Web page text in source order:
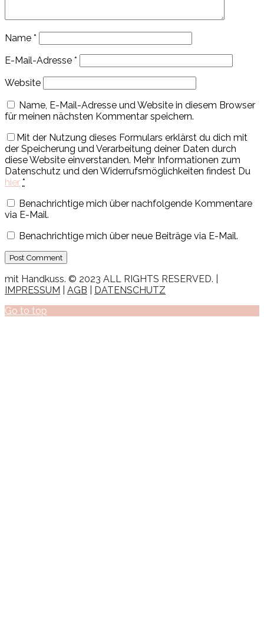
Name *
E-Mail-Adresse *
Website
Name, E-Mail-Adresse und Website in diesem Browser
für meinen nächsten Kommentar speichern.
Mit der Nutzung dieses Formulars erklärst du dich mit
der Speicherung und Verarbeitung deiner Daten durch
diese Website einverstanden. Mehr Informationen zum
Datenschutz und den Widerrufsmöglichkeiten findest Du
hier *
Benachrichtige mich über nachfolgende Kommentare
via E-Mail.
Benachrichtige mich über neue Beiträge via E-Mail.
mit Handkuss. © 2023 ALL RIGHTS RESERVED. |
IMPRESSUM
AGB
DATENSCHUTZ
Go to top